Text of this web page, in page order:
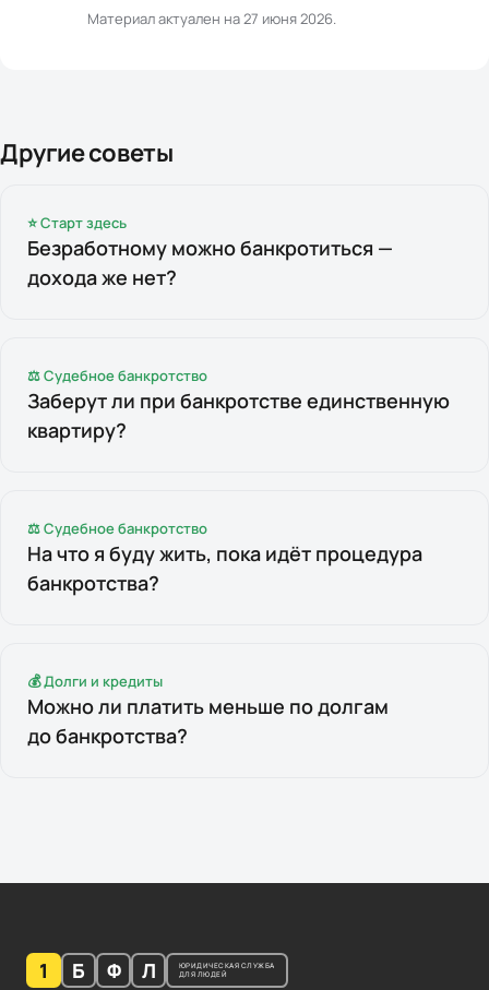
Материал актуален на27 июня 2026.
Другие советы
⭐ Старт здесь
Безработному можно банкротиться —
дохода же нет?
⚖ Судебное банкротство
Заберут ли при банкротстве единственную
квартиру?
⚖ Судебное банкротство
На что я буду жить, пока идёт процедура
банкротства?
💰 Долги и кредиты
Можно ли платить меньше по долгам
до банкротства?
1 Б Ф Л
ЮРИДИЧЕСКАЯ СЛУЖБА
ДЛЯ ЛЮДЕЙ